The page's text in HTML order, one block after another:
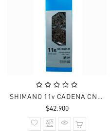
SHIMANO 11v CADENA CN-HG601 105 ROAD/MTB/E-BIKE 126L
$42.900Precio
normal